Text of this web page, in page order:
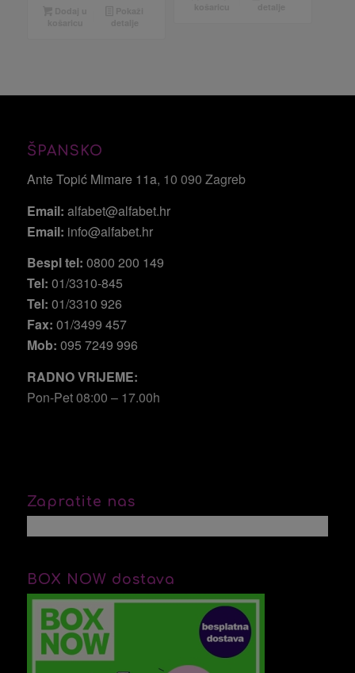
ŠPANSKO
Ante Topić Mimare 11a, 10 090 Zagreb
Email: alfabet@alfabet.hr
Email: info@alfabet.hr
Bespl tel: 0800 200 149
Tel: 01/3310-845
Tel: 01/3310 926
Fax: 01/3499 457
Mob: 095 7249 996
RADNO VRIJEME:
Pon-Pet 08:00 – 17.00h
Zapratite nas
BOX NOW dostava